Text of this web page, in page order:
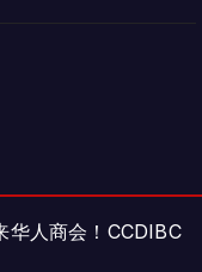
华人商会！CCDIBC